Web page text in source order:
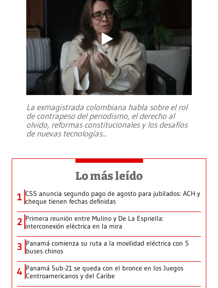
La exmagistrada colombiana habla sobre el rol
de contrapeso del periodismo, el derecho al
olvido, reformas constitucionales y los desafíos
de nuevas tecnologías...
Lo más leído
1 CSS anuncia segundo pago de agosto para jubilados: ACH y
cheque tienen fechas definidas
2 Primera reunión entre Mulino y De La Espriella:
interconexión eléctrica en la mira
3 Panamá comienza su ruta a la movilidad eléctrica con 5
buses chinos
4 Panamá Sub-21 se queda con el bronce en los Juegos
Centroamericanos y del Caribe